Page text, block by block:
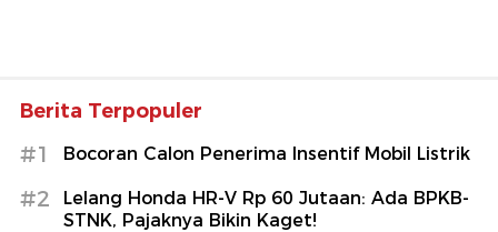
Berita Terpopuler
#1 Bocoran Calon Penerima Insentif Mobil Listrik
#2
Lelang Honda HR-V Rp 60 Jutaan: Ada BPKB-
STNK, Pajaknya Bikin Kaget!